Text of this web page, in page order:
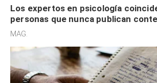
Los expertos en psicología
personas que nunca publican
redes sociales no pretenden
MAG.